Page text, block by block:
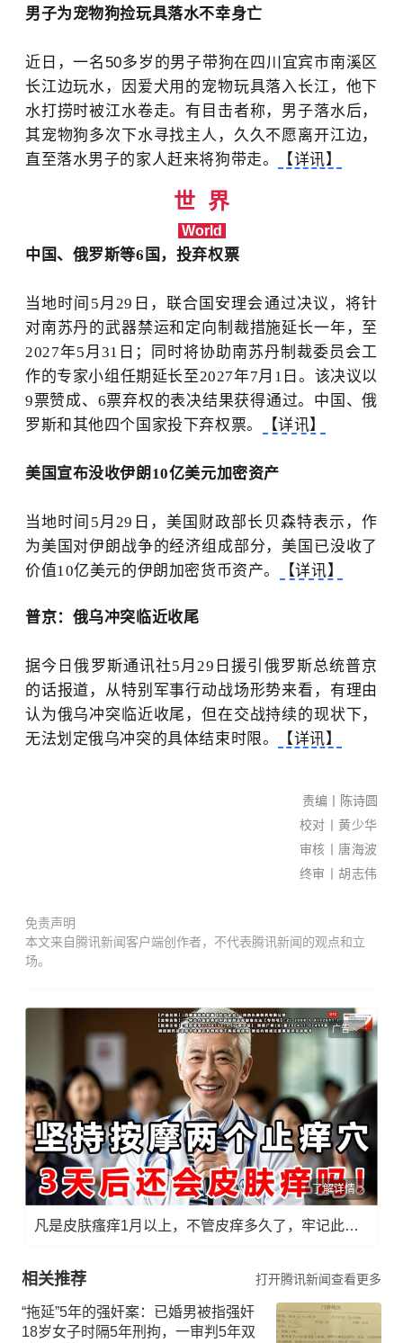
男子为宠物狗捡玩具落水不幸身亡
近日，一名50多岁的男子带狗在四川宜宾市南溪区
长江边玩水，因爱犬用的宠物玩具落入长江，他下
水打捞时被江水卷走。有目击者称，男子落水后，
其宠物狗多次下水寻找主人，久久不愿离开江边，
直至落水男子的家人赶来将狗带走。
【详讯】
世 界
World
中国、俄罗斯等6国，投弃权票
当地时间5月29日，联合国安理会通过决议，将针
对南苏丹的武器禁运和定向制裁措施延长一年，至
2027年5月31日；同时将协助南苏丹制裁委员会工
作的专家小组任期延长至2027年7月1日。该决议以
9票赞成、6票弃权的表决结果获得通过。中国、俄
罗斯和其他四个国家投下弃权票。
【详讯】
美国宣布没收伊朗10亿美元加密资产
当地时间5月29日， 美国财政部长 贝森特表示，作
为美国对伊朗战争的经济组成部分，美国已没收了
价值10亿美元的伊朗加密货币资产。
【详讯】
普京：俄乌冲突临近收尾
据今日俄罗斯通讯社5月29日援引俄罗斯总统普京
的话报道，从特别军事行动战场形势来看， 有理由
认为俄乌冲突临近收尾 ，但在交战持续的现状下，
无法划定俄乌冲突的具体结束时限。
【详讯】
责编丨陈诗圆
校对丨黄少华
审核丨唐海波
终审丨胡志伟
免责声明
本文来自腾讯新闻客户端创作者，不代表腾讯新闻的观点和立
场。
广告
了解详情
凡是皮肤瘙痒1月以上，不管皮痒多久了，牢记此法，快！准！狠！
相关推荐 打开腾讯新闻查看更多
“拖延”5年的强奸案：已婚男被指强奸
18岁女子时隔5年刑拘，一审判5年双